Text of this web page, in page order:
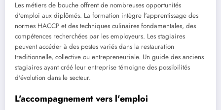
Les métiers de bouche offrent de nombreuses opportunités
d'emploi aux diplômés. La formation intègre l'apprentissage des
normes HACCP et des techniques culinaires fondamentales, des
compétences recherchées par les employeurs. Les stagiaires
peuvent accéder à des postes variés dans la restauration
traditionnelle, collective ou entrepreneuriale. Un guide des anciens
stagiaires ayant créé leur entreprise témoigne des possibilités
d'évolution dans le secteur.
L'accompagnement vers l'emploi